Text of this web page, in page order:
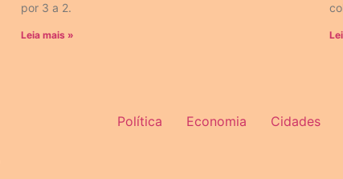
por 3 a 2.
Leia mais »
Política Economia Cidades